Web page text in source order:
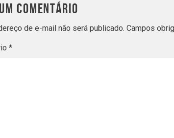
COMENTÁRIO
de e-mail não será publicado. Campos
*